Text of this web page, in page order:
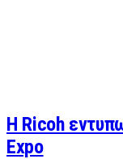
Η Ricoh
Expo